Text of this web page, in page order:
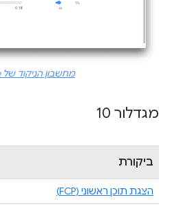
מחשבון הניקוד של Lighthouse
מגדלור 10
ביקורת
הצגת תוכן ראשוני (FCP)